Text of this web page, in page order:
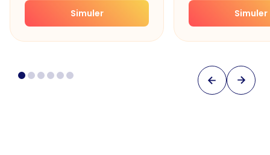
Simuler Simuler